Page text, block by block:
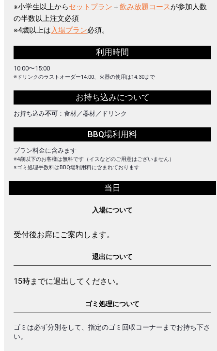
※小学生以上からセットプラン ＋飲み放題コースが参加人数
の半数以上注文必須
※4歳以上は入場プラン必須。
利用時間
10:00〜15:00
※ドリンクのラストオーダー14:00、火器の使用は14:30まで
お持ち込みについて
お持ち込み不可 ：食材／器材／ドリンク
BBQ場利用料
プラン料金に含みます
※4歳以下のお客様は無料です（イスなどのご用意はございません）
※ゴミ処理手数料はBBQ場利用料に含まれております
当日
入場について
受付後お席にご案内します。
退出について
15時までに退出してください。
ゴミ処理について
ゴミは必ず分別をして、指定のゴミ回収コーナーまでお持ち下さ
い。